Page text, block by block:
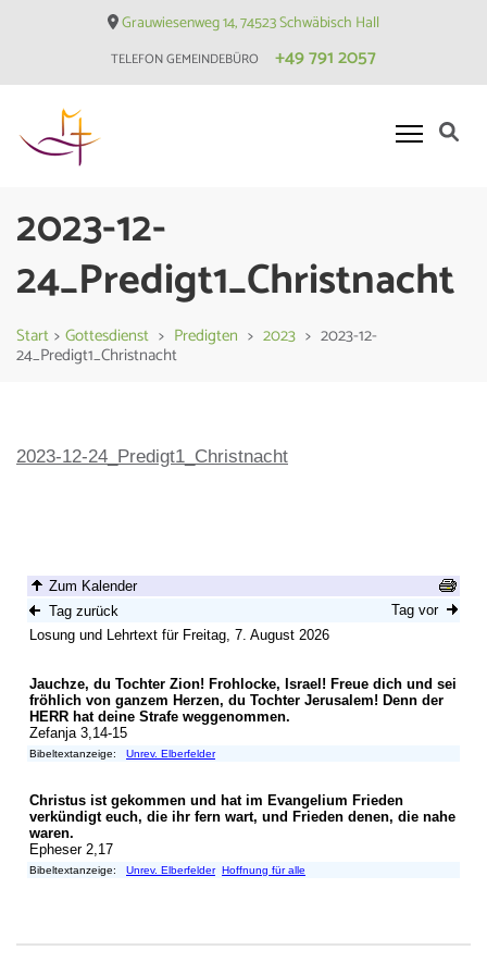
Grauwiesenweg 14, 74523 Schwäbisch Hall
TELEFON GEMEINDEBÜRO +49 791 2057
Hessental
2023-12-
24_Predigt1_Christnacht
Start > Gottesdienst > Predigten > 2023 > 2023-12-
24_Predigt1_Christnacht
2023-12-24_Predigt1_Christnacht